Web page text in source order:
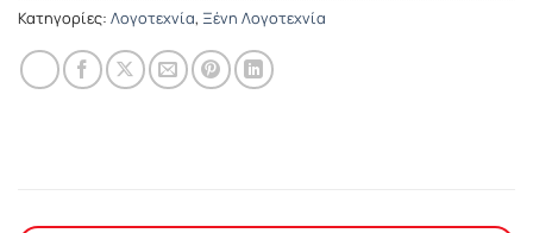
Κατηγορίες: Λογοτεχνία, Ξένη Λογοτεχνία